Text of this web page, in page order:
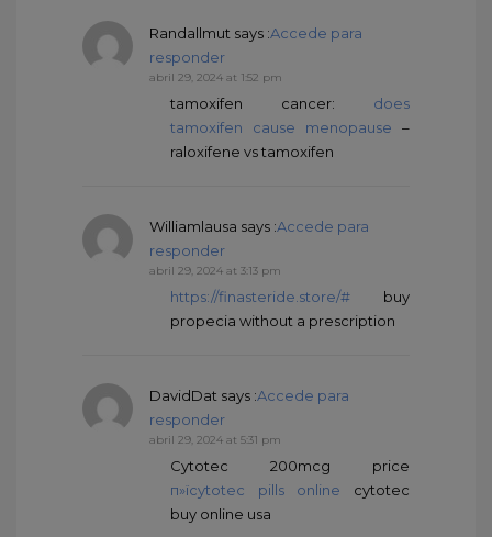
Randallmut says :Accede para
responder
abril 29, 2024 at 1:52 pm
tamoxifen cancer: does
tamoxifen cause menopause –
raloxifene vs tamoxifen
Williamlausa says :Accede para
responder
abril 29, 2024 at 3:13 pm
https://finasteride.store/# buy
propecia without a prescription
DavidDat says :Accede para
responder
abril 29, 2024 at 5:31 pm
Cytotec 200mcg price
п»їcytotec pills online cytotec
buy online usa